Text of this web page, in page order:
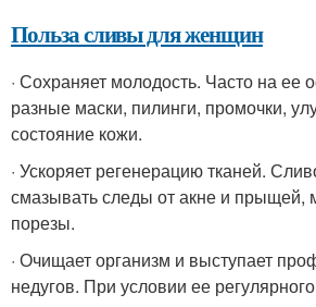
Польза сливы для женщин
· Сохраняет молодость. Часто на ее
разные маски, пилинги, промочки,
состояние кожи.
· Ускоряет регенерацию тканей.
смазывать следы от акне и прыщей,
порезы.
· Очищает организм и выступает
недугов. При условии ее